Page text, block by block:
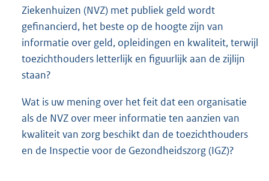
Ziekenhuizen (NVZ) met publiek geld wordt
gefinancierd, het beste op de hoogte zijn van
informatie over geld, opleidingen en kwaliteit, terwijl
toezichthouders letterlijk en figuurlijk aan de zijlijn
staan?
Wat is uw mening over het feit dat een organisatie
als de NVZ over meer informatie ten aanzien van
kwaliteit van zorg beschikt dan de toezichthouders
en de Inspectie voor de Gezondheidszorg (IGZ)?